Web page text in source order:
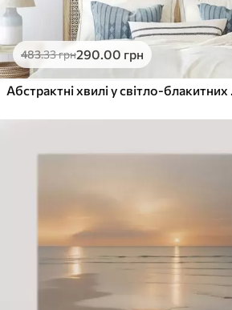
483.33грн290 .00 грн